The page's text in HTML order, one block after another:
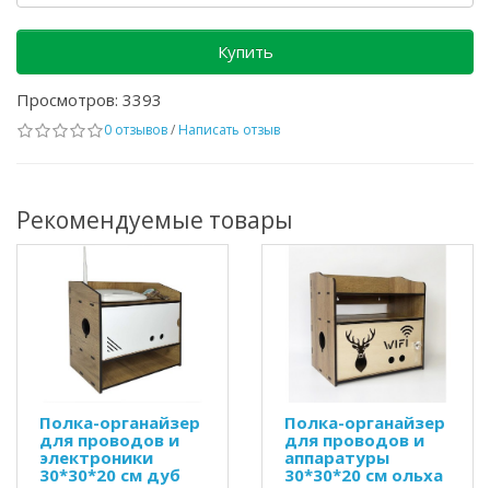
Купить
Просмотров: 3393
0 отзывов/ Написать отзыв
Рекомендуемые товары
Полка-органайзер
для проводов и
электроники
30*30*20 см дуб
Полка-органайзер
для проводов и
аппаратуры
30*30*20 см ольха